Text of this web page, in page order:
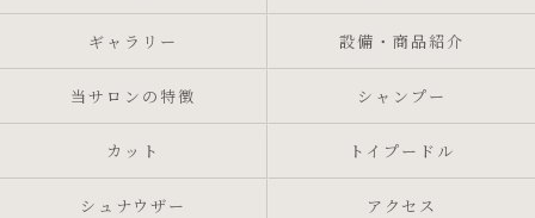
ギャラリー 設備・商品紹介
当サロンの特徴 シャンプー
カット トイプードル
シュナウザー アクセス